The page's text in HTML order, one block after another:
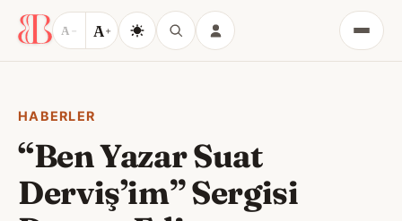
A − A+
Menü
HABERLER
“Ben Yazar Suat
Derviş’im” Sergisi